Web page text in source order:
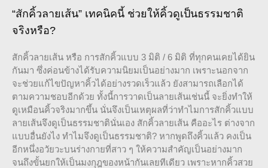
“สักคิ้วลายเส้น” เทคนิคนี้ ช่วยให้คิ้วดูเป็นธรรมชาติ
จริงหรือ?
สักคิ้วลายเส้น หรือ การสักคิ้วแบบ 3 มิติ / 6 มิติ ที่ทุกคนเคยได้ยิน
กันมา ซึ่งค่อนข้างได้รับความนิยมเป็นอย่างมาก เพราะนอกจาก
จะช่วยแก้ไขปัญหาคิ้วได้อย่างรวดเร็วแล้ว ยังสามารถเลือกได้
ตามความชอบอีกด้วย ทั้งนี้การวาดเป็นลายเส้นเช่นนี้ จะยิ่งทำให้
ดูเหมือนคิ้วจริงมากขึ้น นั่นจึงเป็นเหตุผลที่ว่าทำไมการสักคิ้วแบบ
ลายเส้นจึงดูเป็นธรรมชาตินั่นเอง สักคิ้วลายเส้น คืออะไร ต่างจาก
แบบอื่นยังไง ทำไมจึงดูเป็นธรรมชาติ? หากพูดถึงคิ้วแล้ว คงเป็น
อีกหนึ่งอวัยวะบนร่างกายที่สาว ๆ ให้ความสำคัญเป็นอย่างมาก
จนถึงขั้นยกให้เป็นมงกุฎของหน้ากันเลยทีเดียว เพราะหากคิ้วสวย